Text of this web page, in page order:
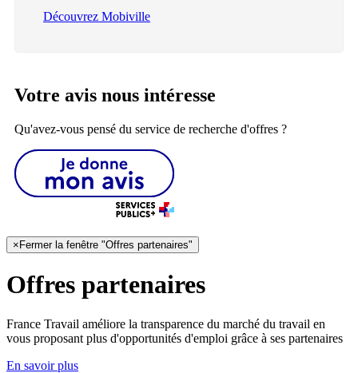
Découvrez Mobiville
Votre avis nous intéresse
Qu'avez-vous pensé du service de recherche d'offres ?
× Fermer la fenêtre "Offres partenaires"
Offres partenaires
France Travail améliore la transparence du marché du travail en
vous proposant plus d'opportunités d'emploi grâce à ses partenaires
En savoir plus